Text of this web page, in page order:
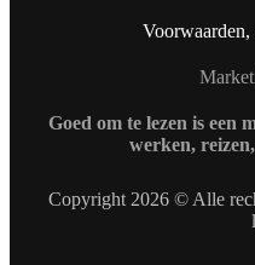
Goed om te lezen is een
werken,
Copyright 2026 © Alle